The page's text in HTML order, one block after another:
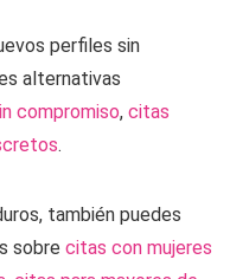
perfiles sin
alternativas
compromiso, citas
.
también puedes
sobre citas con mujeres